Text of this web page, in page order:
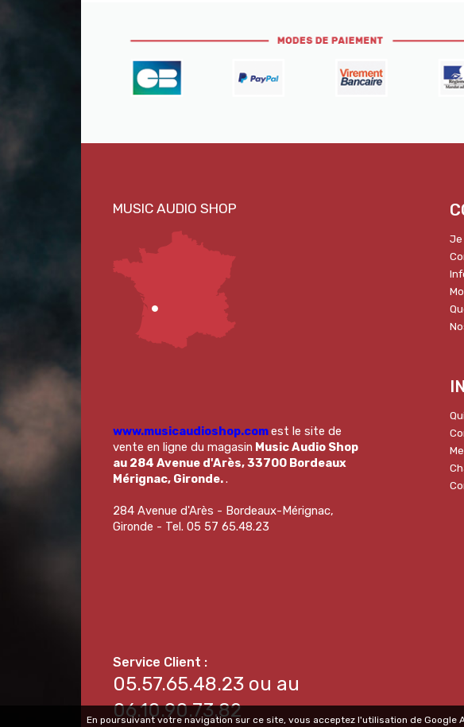
www.musicaudioshop.comest le site de
vente en ligne du magasin Music Audio Shop
au 284 Avenue d'Arès, 33700 Bordeaux
Mérignac, Gironde..
284 Avenue d'Arès - Bordeaux-Mérignac,
Gironde - Tel. 05 57 65.48.23
05.57.65.48.23 ou au
06.10.90.73.82
Je
En poursuivant votre navigation sur ce site, vous acceptez l'utilisation de